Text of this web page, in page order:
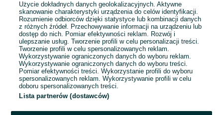
Przejdź na stronę główną
Użycie dokładnych danych geolokalizacyjnych. Aktywne
skanowanie charakterystyki urządzenia do celów identyfikacji.
Rozumienie odbiorców dzięki statystyce lub kombinacji danych
z różnych źródeł. Przechowywanie informacji na urządzeniu lub
dostęp do nich. Pomiar efektywności reklam. Rozwój i
ulepszanie usług. Tworzenie profili w celu personalizacji treści.
Tworzenie profili w celu spersonalizowanych reklam.
Wykorzystywanie ograniczonych danych do wyboru reklam.
Wykorzystywanie ograniczonych danych do wyboru treści.
Pomiar efektywności treści. Wykorzystanie profili do wyboru
spersonalizowanych reklam. Wykorzystywanie profili w celu
doboru spersonalizowanych treści.
Lista partnerów (dostawców)